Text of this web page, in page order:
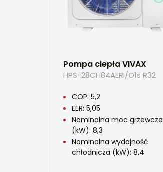
Pompa ciepła VIVAX
HPS-28CH84AERI/O1s R32
COP: 5,2
EER: 5,05
Nominalna moc grzewcza
(kW): 8,3
Nominalna wydajność
chłodnicza (kW): 8,4